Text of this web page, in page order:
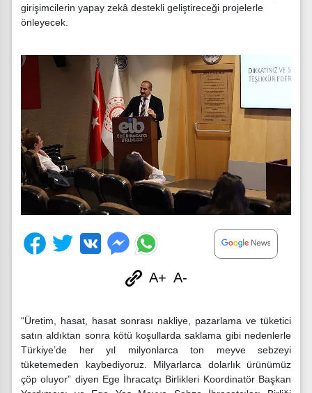
girişimcilerin yapay zekâ destekli geliştireceği projelerle
önleyecek.
A+ A-
“Üretim, hasat, hasat sonrası nakliye, pazarlama ve tüketici
satın aldıktan sonra kötü koşullarda saklama gibi nedenlerle
Türkiye’de her yıl milyonlarca ton meyve sebzeyi
tüketemeden kaybediyoruz. Milyarlarca dolarlık ürünümüz
çöp oluyor” diyen Ege İhracatçı Birlikleri Koordinatör Başkan